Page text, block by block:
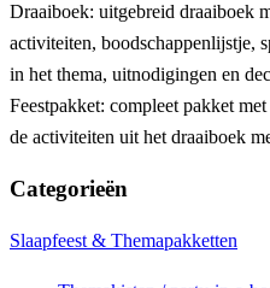
Draaiboek: uitgebreid draaiboek
activiteiten, boodschappenlijstje,
in het thema, uitnodigingen en
Feestpakket: compleet pakket
de activiteiten uit het draaiboek
Categorieën
Slaapfeest & Themapakketten